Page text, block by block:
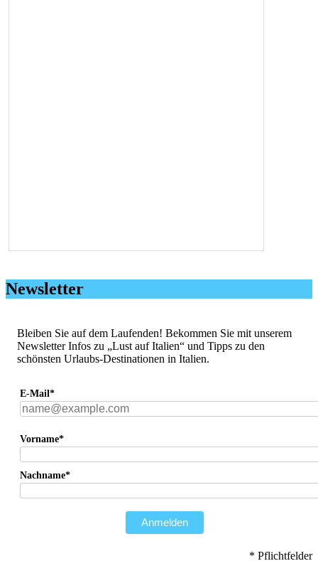
Newsletter
Bleiben Sie auf dem Laufenden! Bekommen Sie mit unserem
Newsletter Infos zu „Lust auf Italien“ und Tipps zu den
schönsten Urlaubs-Destinationen in Italien.
E-Mail*
Vorname*
Nachname*
Anmelden
* Pflichtfelder